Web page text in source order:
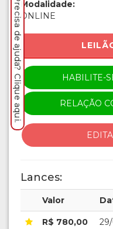
Modalidade:
ONLINE
HABILITE-
RELAÇÃO
Lances:
Valor
R$ 780,00
Precisa de ajuda? Clique aqui.